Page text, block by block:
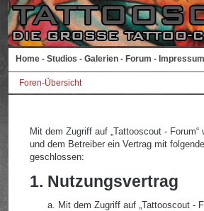
Home - Studios - Galerien - Forum - Impressum
Foren-Übersicht
Mit dem Zugriff auf „Tattooscout - Forum“
und dem Betreiber ein Vertrag mit
geschlossen:
1. Nutzungsvertrag
Mit dem Zugriff auf „Tattooscout -